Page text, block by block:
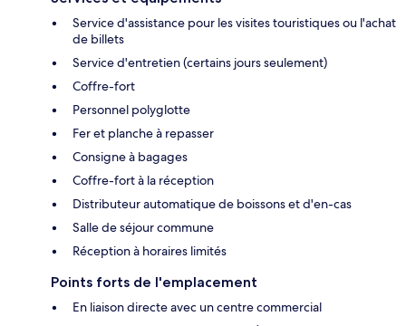
Service d'assistance pour les visites touristiques ou l'achat
de billets
Service d'entretien (certains jours seulement)
Coffre-fort
Personnel polyglotte
Fer et planche à repasser
Consigne à bagages
Coffre-fort à la réception
Distributeur automatique de boissons et d'en-cas
Salle de séjour commune
Réception à horaires limités
Points forts de l'emplacement
En liaison directe avec un centre commercial